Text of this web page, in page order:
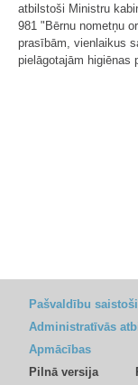
atbilstoši Ministru
981 "Bērnu nometņu
prasībām, vienlaikus
pielāgotajām higiēnas
Pašvaldību
Administratīvās
Apmācības
Pilnā versija